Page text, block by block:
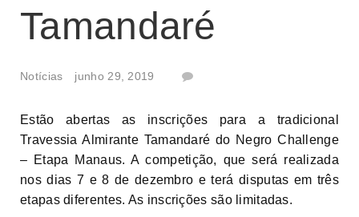
Tamandaré
Notícias junho 29, 2019
Estão abertas as inscrições para a tradicional
Travessia Almirante Tamandaré do Negro Challenge
– Etapa Manaus. A competição, que será realizada
nos dias 7 e 8 de dezembro e terá disputas em três
etapas diferentes. As inscrições são limitadas.